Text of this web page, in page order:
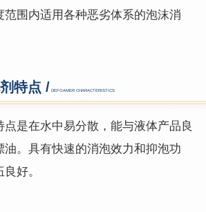
范围内适用各种恶劣体系的泡沫消
特点 / DEFOAMER CHARACTERISTICS
是在水中易分散，能与液体产品良
油。具有快速的消泡效力和抑泡功
好。